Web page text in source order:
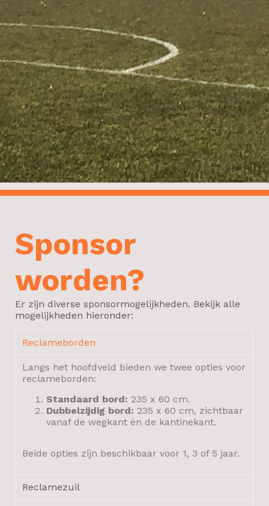
Sponsor
worden?
Er zijn diverse sponsormogelijkheden. Bekijk alle
mogelijkheden hieronder:
Reclameborden
Langs het hoofdveld bieden we twee opties voor
reclameborden:
Standaard bord: 235 x 60 cm.
Dubbelzijdig bord: 235 x 60 cm, zichtbaar
vanaf de wegkant én de kantinekant.
Beide opties zijn beschikbaar voor 1, 3 of 5 jaar.
Reclamezuil